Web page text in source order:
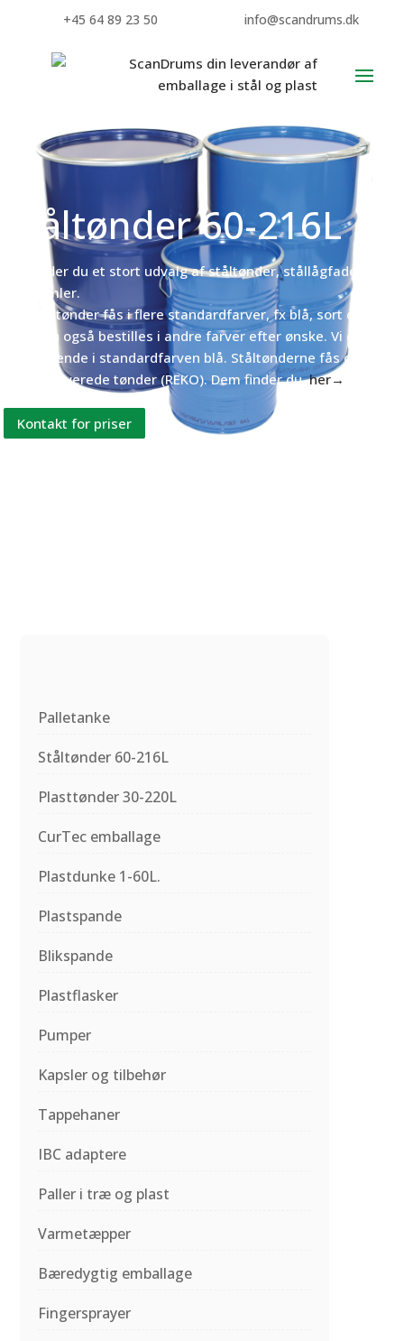
+45 64 89 23 50 info@scandrums.dk
Ståltønder 60-216L
Her finder du et stort udvalg af ståltønder, stållågfade og
ståltromler.
Alle ståltønder fås i flere standardfarver, fx blå, sort og rød,
men kan også bestilles i andre farver efter ønske. Vi er
lagerførende i standardfarven blå. Ståltønderne fås også
som renoverede tønder (REKO). Dem finder duher→
Kontakt for priser
Palletanke
Ståltønder 60-216L
Plasttønder 30-220L
CurTec emballage
Plastdunke 1-60L.
Plastspande
Blikspande
Plastflasker
Pumper
Kapsler og tilbehør
Tappehaner
IBC adaptere
Paller i træ og plast
Varmetæpper
Bæredygtig emballage
Fingersprayer